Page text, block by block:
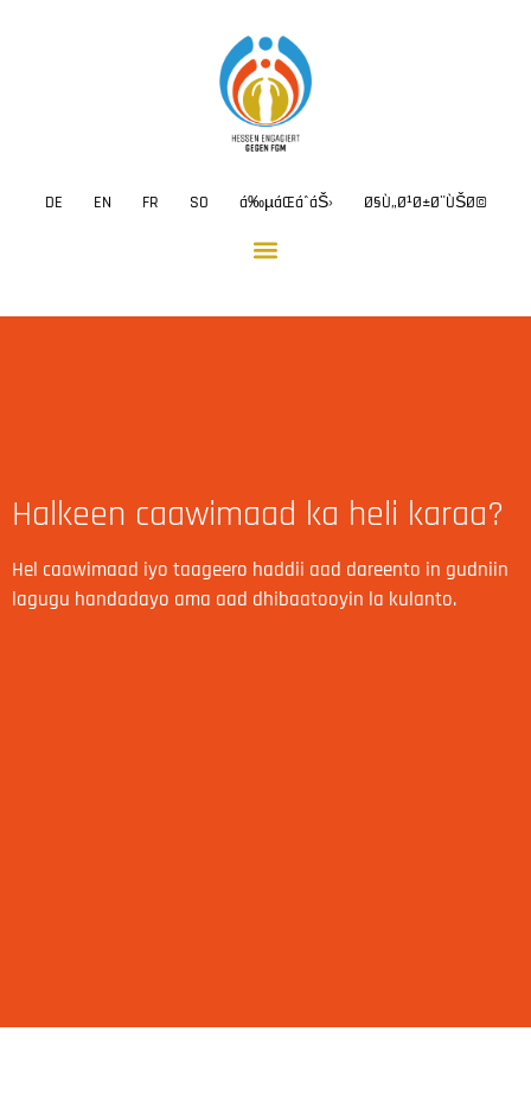
DE EN FR SO á‰µáŒáˆ­áŠ› Ø§Ù„Ø¹Ø±Ø¨ÙŠØ©
Halkeen caawimaad ka heli karaa?
Hel caawimaad iyo taageero haddii aad dareento in gudniin
lagugu handadayo ama aad dhibaatooyin la kulanto.